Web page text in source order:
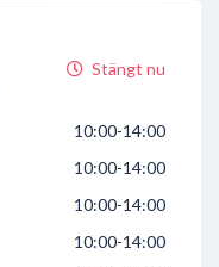
Stängt nu
10:00-14:00
10:00-14:00
10:00-14:00
10:00-14:00